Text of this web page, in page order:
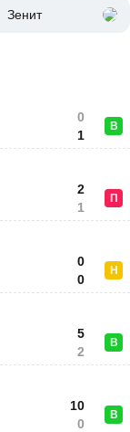
Зенит
0
1
В
2
1
П
0
0
Н
5
2
В
10
0
В